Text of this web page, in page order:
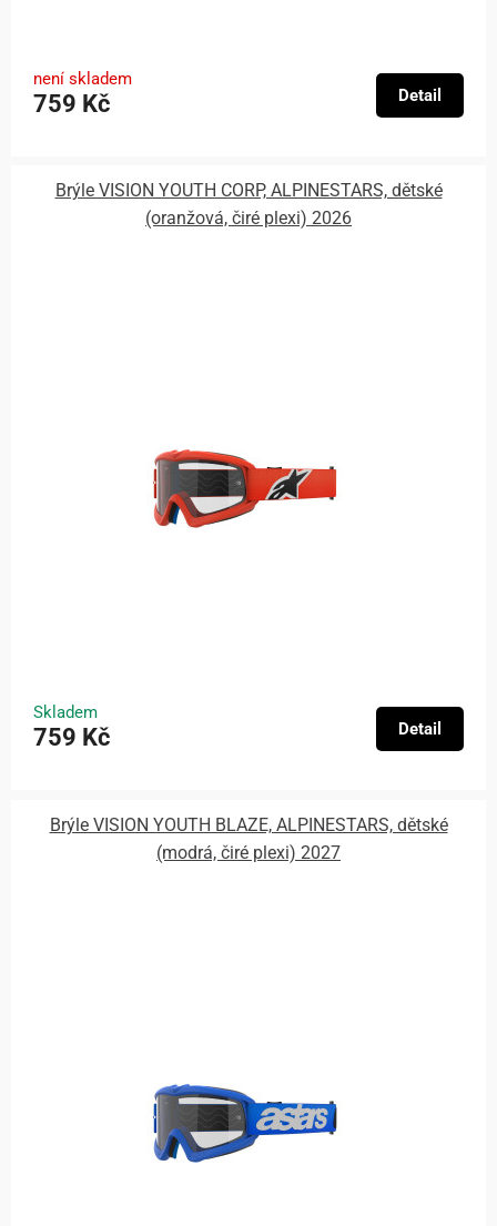
není skladem
759 Kč Detail
Brýle VISION YOUTH CORP, ALPINESTARS, dětské
(oranžová, čiré plexi) 2026
Skladem
759 Kč Detail
Brýle VISION YOUTH BLAZE, ALPINESTARS, dětské
(modrá, čiré plexi) 2027